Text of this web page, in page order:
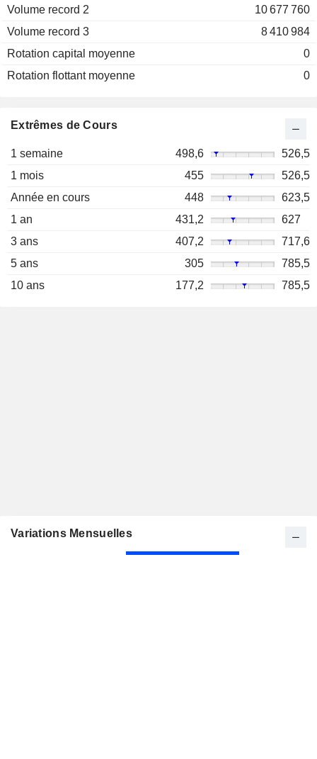
Volume record 2
10 677 760
Volume record 3
8 410 984
Rotation capital moyenne
0
Rotation flottant moyenne
0
Extrêmes de Cours
1 semaine 498,6
526,5
1 mois
455
526,5
Année en cours
448
623,5
1 an
431,2
627
3 ans
407,2
717,6
5 ans
305
785,5
10 ans
177,2 785,5
Variations Mensuelles